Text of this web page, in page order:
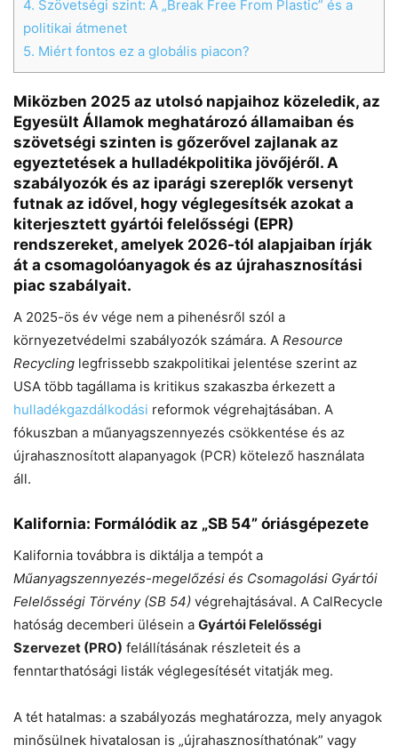
4. Szövetségi szint: A „Break Free From Plastic” és a
politikai átmenet
5. Miért fontos ez a globális piacon?
Miközben 2025 az utolsó napjaihoz közeledik, az
Egyesült Államok meghatározó államaiban és
szövetségi szinten is gőzerővel zajlanak az
egyeztetések a hulladékpolitika jövőjéről. A
szabályozók és az iparági szereplők versenyt
futnak az idővel, hogy véglegesítsék azokat a
kiterjesztett gyártói felelősségi (EPR)
rendszereket, amelyek 2026-tól alapjaiban írják
át a csomagolóanyagok és az újrahasznosítási
piac szabályait.
A 2025-ös év vége nem a pihenésről szól a
környezetvédelmi szabályozók számára. A Resource
Recycling legfrissebb szakpolitikai jelentése szerint az
USA több tagállama is kritikus szakaszba érkezett a
hulladékgazdálkodási reformok végrehajtásában. A
fókuszban a műanyagszennyezés csökkentése és az
újrahasznosított alapanyagok (PCR) kötelező használata
áll.
Kalifornia: Formálódik az „SB 54” óriásgépezete
Kalifornia továbbra is diktálja a tempót a
Műanyagszennyezés-megelőzési és Csomagolási Gyártói
Felelősségi Törvény (SB 54) végrehajtásával. A CalRecycle
hatóság decemberi ülésein a Gyártói Felelősségi
Szervezet (PRO) felállításának részleteit és a
fenntarthatósági listák véglegesítését vitatják meg.
A tét hatalmas: a szabályozás meghatározza, mely anyagok
minősülnek hivatalosan is „újrahasznosíthatónak” vagy
Chat
Helló! Miben segíthetek ma?